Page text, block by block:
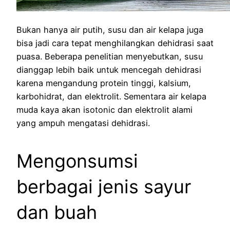
Bukan hanya air putih, susu dan air kelapa juga
bisa jadi cara tepat menghilangkan dehidrasi saat
puasa. Beberapa penelitian menyebutkan, susu
dianggap lebih baik untuk mencegah dehidrasi
karena mengandung protein tinggi, kalsium,
karbohidrat, dan elektrolit. Sementara air kelapa
muda kaya akan isotonic dan elektrolit alami
yang ampuh mengatasi dehidrasi.
Mengonsumsi
berbagai jenis sayur
dan buah